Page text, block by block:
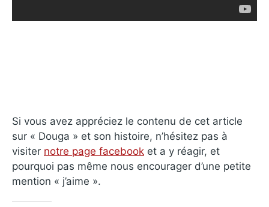
Si vous avez appréciez le contenu de cet article
sur « Douga » et son histoire, n’hésitez pas à
visiter notre page facebook et a y réagir, et
pourquoi pas même nous encourager d’une petite
mention « j’aime ».